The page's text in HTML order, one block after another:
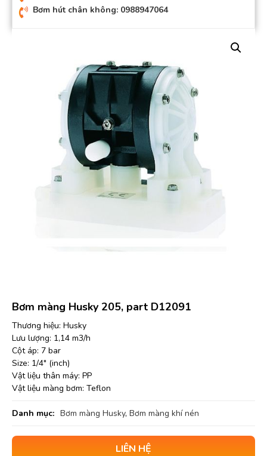
Bơm hút chân không: 0988947064
Bơm màng Husky 205, part D12091
Thương hiệu: Husky
Lưu lượng: 1,14 m3/h
Cột áp: 7 bar
Size: 1/4″ (inch)
Vật liệu thân máy: PP
Vật liệu màng bơm: Teflon
Danh mục: Bơm màng Husky, Bơm màng khí nén
LIÊN HỆ